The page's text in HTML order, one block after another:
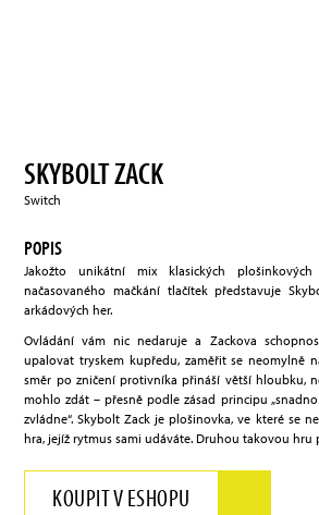
SKYBOLT ZACK
Switch
POPIS
Jakožto unikátní mix klasických
načasovaného mačkání tlačítek představuje
arkádových her.
Ovládání vám nic nedaruje a Zackova
upalovat tryskem kupředu, zaměřit se neomylně
směr po zničení protivníka přináší větší hloubku,
mohlo zdát – přesně podle zásad principu
zvládne“. Skybolt Zack je plošinovka, ve které se
hra, jejíž rytmus sami udáváte. Druhou takovou hru
KOUPIT V ESHOPU